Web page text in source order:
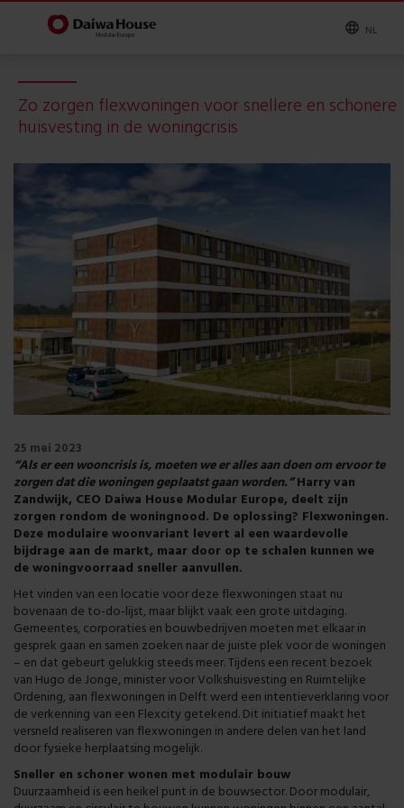
NL
Zo zorgen flexwoningen voor snellere en schonere
huisvesting in de woningcrisis
25 mei 2023
“Als er een wooncrisis is, moeten we er alles aan doen om ervoor te
zorgen dat die woningen geplaatst gaan worden.”Harry van
Zandwijk, CEO Daiwa House Modular Europe, deelt zijn
zorgen rondom de woningnood. De oplossing? Flexwoningen.
Deze modulaire woonvariant levert al een waardevolle
bijdrage aan de markt, maar door op te schalen kunnen we
de woningvoorraad sneller aanvullen.
Het vinden van een locatie voor deze flexwoningen staat nu
bovenaan de to-do-lijst, maar blijkt vaak een grote uitdaging.
Gemeentes, corporaties en bouwbedrijven moeten met elkaar in
gesprek gaan en samen zoeken naar de juiste plek voor de woningen
– en dat gebeurt gelukkig steeds meer. Tijdens een recent bezoek
van Hugo de Jonge, minister voor Volkshuisvesting en Ruimtelijke
Ordening, aan flexwoningen in Delft werd een intentieverklaring voor
de verkenning van een Flexcity getekend. Dit initiatief maakt het
versneld realiseren van flexwoningen in andere delen van het land
door fysieke herplaatsing mogelijk.
Sneller en schoner wonen met modulair bouw
Duurzaamheid is een heikel punt in de bouwsector. Door modulair,